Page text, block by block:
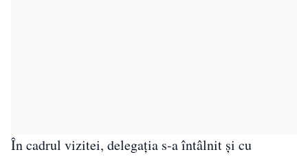
În cadrul vizitei, delegația s-a întâlnit și cu